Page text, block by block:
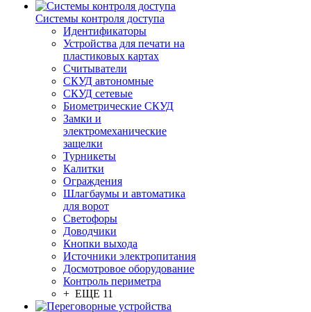
Системы контроля доступа
Идентификаторы
Устройства для печати на
пластиковых картах
Считыватели
СКУД автономные
СКУД сетевые
Биометрические СКУД
Замки и
электромеханические
защелки
Турникеты
Калитки
Ограждения
Шлагбаумы и автоматика
для ворот
Светофоры
Доводчики
Кнопки выхода
Источники электропитания
Досмотровое оборудование
Контроль периметра
+ ЕЩЕ 11